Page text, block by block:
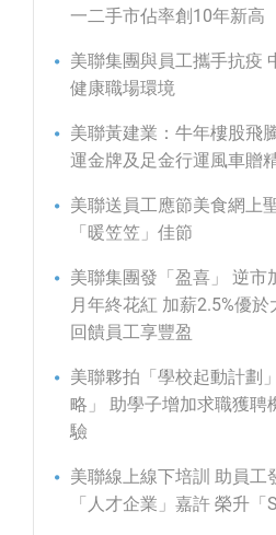
一二手市佔率創10年新高
美聯集團與員工攜手抗疫
健康職場環境
美聯黃建業：牛年樓股飛
運金牌及足金行運風車贈
美聯送員工應節美食網上
「暖笠笠」佳節
美聯集團發「盈喜」 逆市
月年終花紅 加薪2.5%優
回饋員工享豐盈
美聯夥拍「學校起動計
略」 助學子增加求職獲
驗
美聯線上線下培訓 助員工
「人才企業」嘉許 榮升「